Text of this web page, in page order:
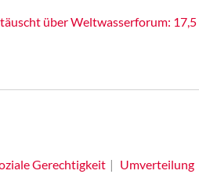
über Weltwasserforum:
Gerechtigkeit Umverteilung